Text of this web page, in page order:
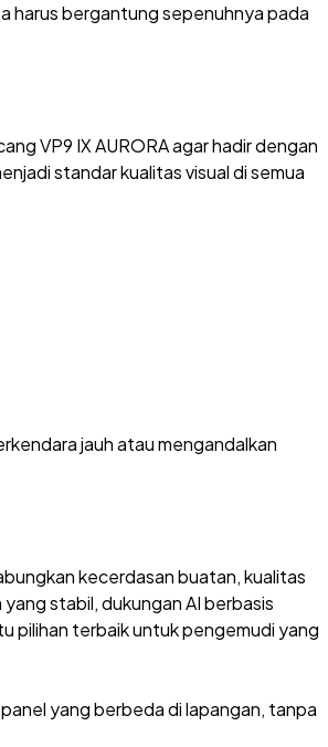
harus bergantung sepenuhnya pada
VP9 IX AURORA agar hadir dengan
standar kualitas visual di semua
jauh atau mengandalkan
kecerdasan buatan, kualitas
stabil, dukungan AI berbasis
pilihan terbaik untuk pengemudi yang
yang berbeda di lapangan, tanpa